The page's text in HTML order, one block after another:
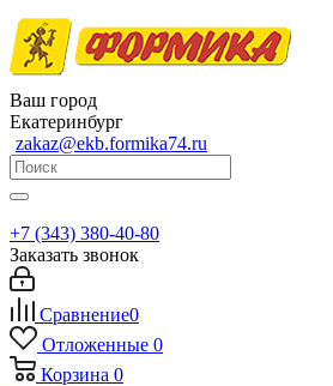
Ваш город
Екатеринбург
zakaz@ekb.formika74.ru
+7 (343) 380-40-80
Заказать звонок
Сравнение0
Отложенные 0
Корзина 0